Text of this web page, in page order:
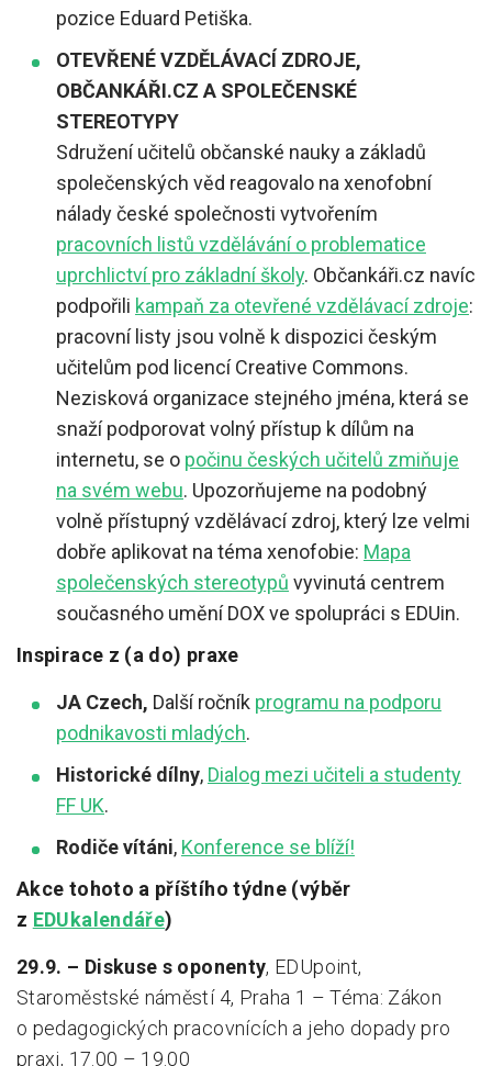
pozice Eduard Petiška.
OTEVŘENÉ VZDĚLÁVACÍ ZDROJE,
OBČANKÁŘI.CZ A SPOLEČENSKÉ
STEREOTYPY
Sdružení učitelů občanské nauky a základů
společenských věd reagovalo na xenofobní
nálady české společnosti vytvořením
pracovních listů vzdělávání o problematice
uprchlictví pro základní školy. Občankáři.cz navíc
podpořili kampaň za otevřené vzdělávací zdroje:
pracovní listy jsou volně k dispozici českým
učitelům pod licencí Creative Commons.
Nezisková organizace stejného jména, která se
snaží podporovat volný přístup k dílům na
internetu, se o počinu českých učitelů zmiňuje
na svém webu. Upozorňujeme na podobný
volně přístupný vzdělávací zdroj, který lze velmi
dobře aplikovat na téma xenofobie: Mapa
společenských stereotypů vyvinutá centrem
současného umění DOX ve spolupráci s EDUin.
Inspirace z (a do) praxe
JA Czech, Další ročník programu na podporu
podnikavosti mladých.
Historické dílny, Dialog mezi učiteli a studenty
FF UK.
Rodiče vítáni, Konference se blíží!
Akce tohoto a příštího týdne (výběr
z EDUkalendáře)
29.9. – Diskuse s oponenty, EDUpoint,
Staroměstské náměstí 4, Praha 1 – Téma: Zákon
o pedagogických pracovnících a jeho dopady pro
praxi, 17.00 – 19.00